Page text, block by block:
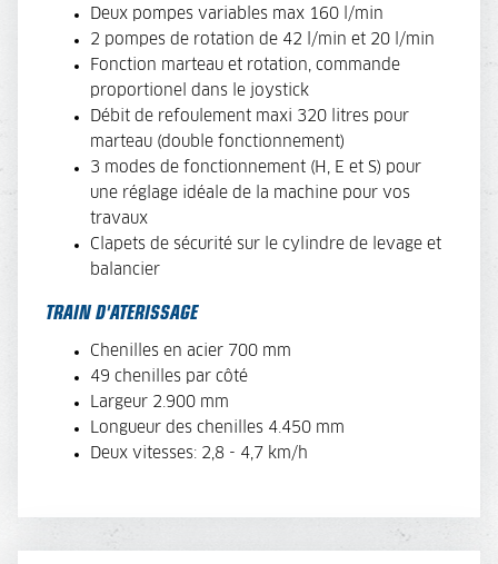
Deux pompes variables max 160 l/min
2 pompes de rotation de 42 l/min et 20 l/min
Fonction marteau et rotation, commande
proportionel dans le joystick
Débit de refoulement maxi 320 litres pour
marteau (double fonctionnement)
3 modes de fonctionnement (H, E et S) pour
une réglage idéale de la machine pour vos
travaux
Clapets de sécurité sur le cylindre de levage et
balancier
TRAIN D'ATERISSAGE
Chenilles en acier 700 mm
49 chenilles par côté
Largeur 2.900 mm
Longueur des chenilles 4.450 mm
Deux vitesses: 2,8 - 4,7 km/h